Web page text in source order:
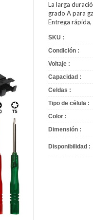
La larga
grado A para
Entrega
SKU :
Condición :
Voltaje :
Capacidad :
Celdas :
Tipo de célula :
Color :
Dimensión :
Disponibilidad :